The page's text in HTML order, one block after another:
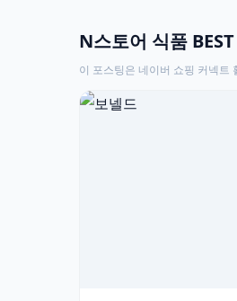
N스토어 식품
이 포스팅은 네이버 쇼핑 커넥트